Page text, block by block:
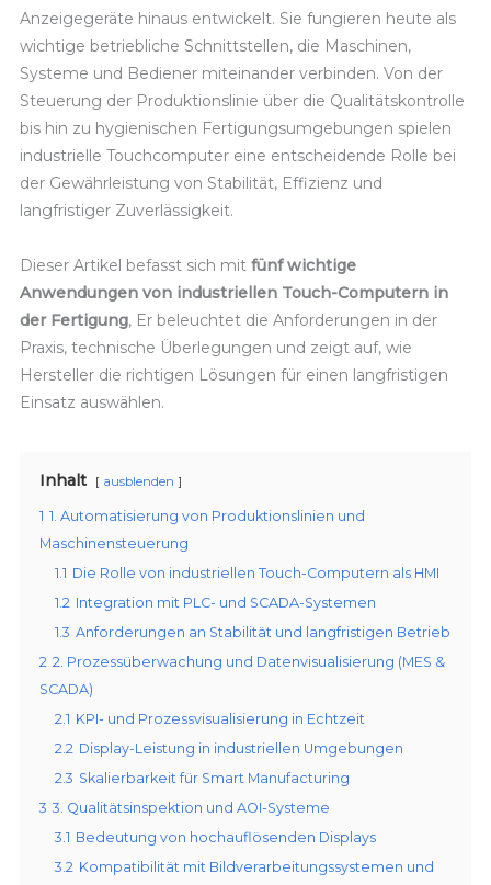
Anzeigegeräte hinaus entwickelt. Sie fungieren heute als
wichtige betriebliche Schnittstellen, die Maschinen,
Systeme und Bediener miteinander verbinden. Von der
Steuerung der Produktionslinie über die Qualitätskontrolle
bis hin zu hygienischen Fertigungsumgebungen spielen
industrielle Touchcomputer eine entscheidende Rolle bei
der Gewährleistung von Stabilität, Effizienz und
langfristiger Zuverlässigkeit.
Dieser Artikel befasst sich mit fünf wichtige
Anwendungen von industriellen Touch-Computern in
der Fertigung, Er beleuchtet die Anforderungen in der
Praxis, technische Überlegungen und zeigt auf, wie
Hersteller die richtigen Lösungen für einen langfristigen
Einsatz auswählen.
Inhalt ausblenden
1 1. Automatisierung von Produktionslinien und
Maschinensteuerung
1.1 Die Rolle von industriellen Touch-Computern als HMI
1.2 Integration mit PLC- und SCADA-Systemen
1.3 Anforderungen an Stabilität und langfristigen Betrieb
2 2. Prozessüberwachung und Datenvisualisierung (MES &
SCADA)
2.1 KPI- und Prozessvisualisierung in Echtzeit
2.2 Display-Leistung in industriellen Umgebungen
2.3 Skalierbarkeit für Smart Manufacturing
3 3. Qualitätsinspektion und AOI-Systeme
3.1 Bedeutung von hochauflösenden Displays
3.2 Kompatibilität mit Bildverarbeitungssystemen und